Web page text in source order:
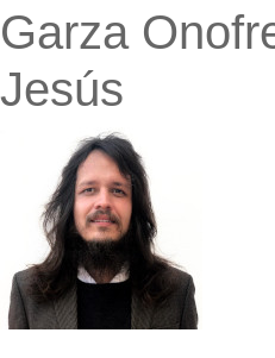
Garza
Jesús